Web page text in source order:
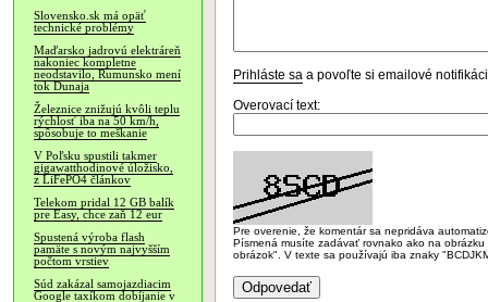
Slovensko.sk má opäť
technické problémy
Maďarsko jadrovú elektráreň
nakoniec kompletne
neodstavilo, Rumunsko mení
tok Dunaja
Železnice znižujú kvôli teplu
rýchlosť iba na 50 km/h,
spôsobuje to meškanie
V Poľsku spustili takmer
gigawatthodinové úložisko,
z LiFePO4 článkov
Telekom pridal 12 GB balík
pre Easy, chce zaň 12 eur
Spustená výroba flash
pamäte s novým najvyšším
počtom vrstiev
Súd zakázal samojazdiacim
Google taxíkom dobíjanie v
Prihláste sa a povoľte si emailové
Overovací text:
Pre overenie, že komentár sa nepridáva
Písmená musíte zadávať rovnako ako na
obrázok". V texte sa používajú iba znaky